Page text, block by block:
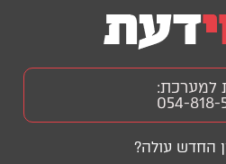
החדש עולה?
למערכת:
054-818-